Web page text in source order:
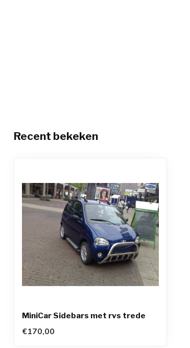
Recent bekeken
MiniCar Sidebars met rvs trede
€170,00